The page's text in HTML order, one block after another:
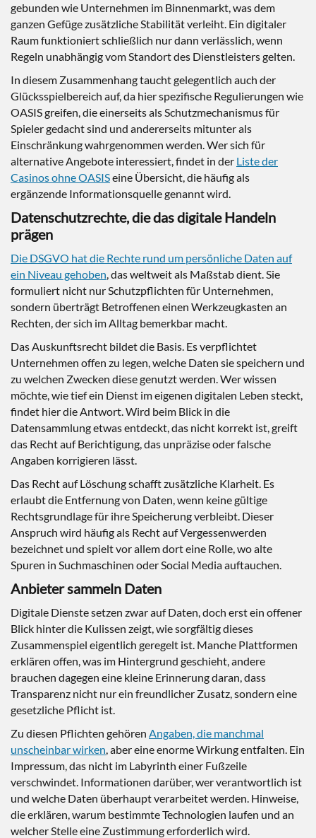
gebunden wie Unternehmen im Binnenmarkt, was dem
ganzen Gefüge zusätzliche Stabilität verleiht. Ein digitaler
Raum funktioniert schließlich nur dann verlässlich, wenn
Regeln unabhängig vom Standort des Dienstleisters gelten.
In diesem Zusammenhang taucht gelegentlich auch der
Glücksspielbereich auf, da hier spezifische Regulierungen wie
OASIS greifen, die einerseits als Schutzmechanismus für
Spieler gedacht sind und andererseits mitunter als
Einschränkung wahrgenommen werden. Wer sich für
alternative Angebote interessiert, findet in der Liste der
Casinos ohne OASISeine Übersicht, die häufig als
ergänzende Informationsquelle genannt wird.
Datenschutzrechte, die das digitale Handeln
prägen
Die DSGVO hat die Rechte rund um persönliche Daten auf
ein Niveau gehoben, das weltweit als Maßstab dient. Sie
formuliert nicht nur Schutzpflichten für Unternehmen,
sondern überträgt Betroffenen einen Werkzeugkasten an
Rechten, der sich im Alltag bemerkbar macht.
Das Auskunftsrecht bildet die Basis. Es verpflichtet
Unternehmen offen zu legen, welche Daten sie speichern und
zu welchen Zwecken diese genutzt werden. Wer wissen
möchte, wie tief ein Dienst im eigenen digitalen Leben steckt,
findet hier die Antwort. Wird beim Blick in die
Datensammlung etwas entdeckt, das nicht korrekt ist, greift
das Recht auf Berichtigung, das unpräzise oder falsche
Angaben korrigieren lässt.
Das Recht auf Löschung schafft zusätzliche Klarheit. Es
erlaubt die Entfernung von Daten, wenn keine gültige
Rechtsgrundlage für ihre Speicherung verbleibt. Dieser
Anspruch wird häufig als Recht auf Vergessenwerden
bezeichnet und spielt vor allem dort eine Rolle, wo alte
Spuren in Suchmaschinen oder Social Media auftauchen.
Anbieter sammeln Daten
Digitale Dienste setzen zwar auf Daten, doch erst ein offener
Blick hinter die Kulissen zeigt, wie sorgfältig dieses
Zusammenspiel eigentlich geregelt ist. Manche Plattformen
erklären offen, was im Hintergrund geschieht, andere
brauchen dagegen eine kleine Erinnerung daran, dass
Transparenz nicht nur ein freundlicher Zusatz, sondern eine
gesetzliche Pflicht ist.
Zu diesen Pflichten gehören Angaben, die manchmal
unscheinbar wirken, aber eine enorme Wirkung entfalten. Ein
Impressum, das nicht im Labyrinth einer Fußzeile
verschwindet. Informationen darüber, wer verantwortlich ist
und welche Daten überhaupt verarbeitet werden. Hinweise,
die erklären, warum bestimmte Technologien laufen und an
welcher Stelle eine Zustimmung erforderlich wird.